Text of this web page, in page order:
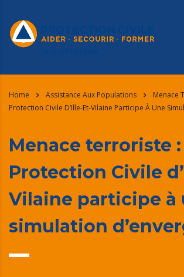
Home Assistance Aux Populations
Menace
Protection Civile D’Ille-Et-Vilaine Participe À Une
Menace terroriste :
Protection Civile
Vilaine participe à
simulation